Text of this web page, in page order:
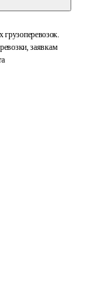
заявкам